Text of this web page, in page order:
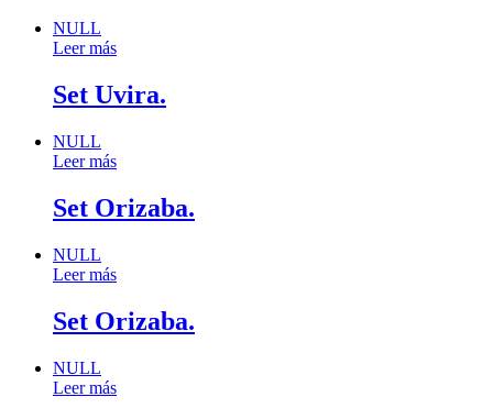
NULL
Leer más
Set Uvira.
NULL
Leer más
Set Orizaba.
NULL
Leer más
Set Orizaba.
NULL
Leer más